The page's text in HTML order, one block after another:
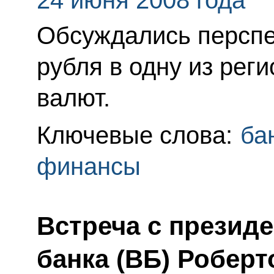
Обсуждались
рубля в одну из
валют.
Ключевые слова:
финансы
Встреча с
банка (ВБ)